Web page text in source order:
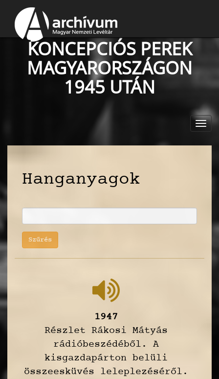
KONCEPCIÓS PEREK
MAGYARORSZÁGON
1945 UTÁN
Hanganyagok
Szűrés
1947
Részlet Rákosi Mátyás
rádióbeszédéből. A
kisgazdapárton belüli
összeesküvés leleplezéséről.